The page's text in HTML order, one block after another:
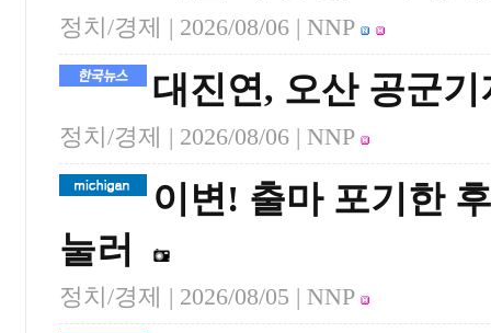
정치/경제 | 2026/08/06 | NNP
대진연, 오산 공군
정치/경제 | 2026/08/06 | NNP
이변! 출마 포기한
눌러
정치/경제 | 2026/08/05 | NNP